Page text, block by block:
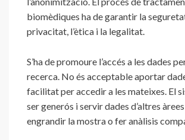
biomèdiques ha de garantir la
privacitat, l’ètica i la legalitat.
S’ha de promoure l’accés a les dades
recerca. No és acceptable aportar
facilitat per accedir a les mateixes. El
ser generós i servir dades d’altres
engrandir la mostra o fer anàlisis